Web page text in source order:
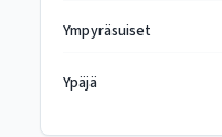
Ympyräsuiset
Ypäjä